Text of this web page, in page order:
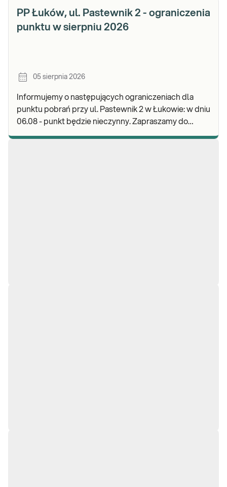
PP Łuków, ul. Pastewnik 2 - ograniczenia
punktu w sierpniu 2026
05 sierpnia 2026
Informujemy o następujących ograniczeniach dla
punktu pobrań przy ul. Pastewnik 2 w Łukowie: w dniu
06.08 - punkt będzie nieczynny. Zapraszamy do